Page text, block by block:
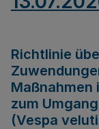
Richtlinie
Maßnahmen
zum
(Vespa